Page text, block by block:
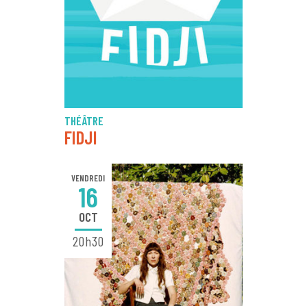
THÉÂTRE
FIDJI
VENDREDI
16
OCT
20h30